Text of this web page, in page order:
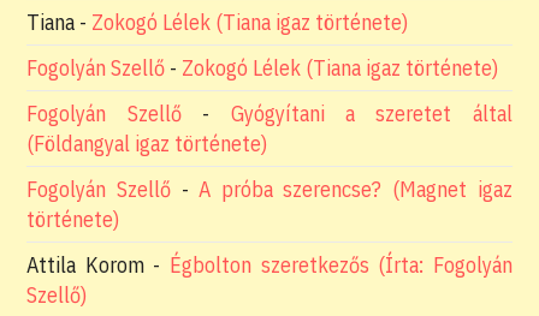
Tiana - Zokogó Lélek (Tiana igaz története)
Fogolyán Szellő - Zokogó Lélek (Tiana igaz története)
Fogolyán Szellő- Gyógyítani a szeretet által
(Földangyal igaz története)
Fogolyán Szellő -A próba szerencse? (Magnet igaz
története)
Attila Korom- Égbolton szeretkezős (Írta: Fogolyán
Szellő)